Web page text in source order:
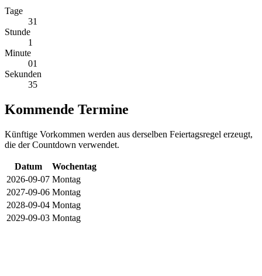
Tage
31
Stunde
1
Minute
01
Sekunden
35
Kommende Termine
Künftige Vorkommen werden aus derselben Feiertagsregel erzeugt,
die der Countdown verwendet.
Datum
Wochentag
2026-09-07 Montag
2027-09-06 Montag
2028-09-04 Montag
2029-09-03 Montag